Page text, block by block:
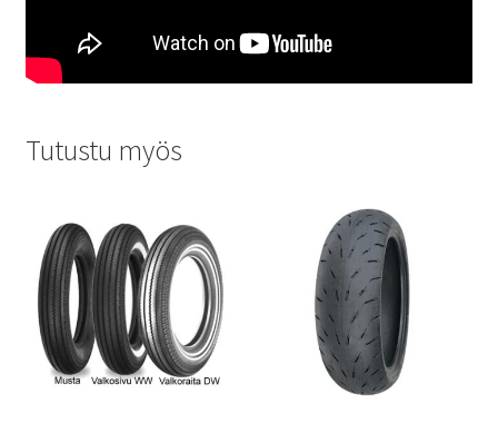
Tutustu myös